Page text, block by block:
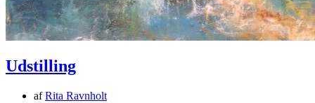
Udstilling
afRita Ravnholt